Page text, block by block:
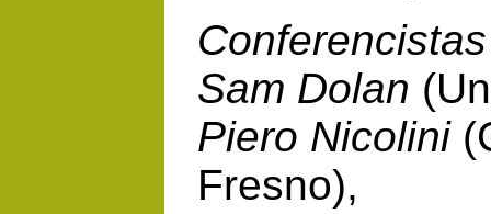
Sam Dolan
Piero Nicolini
Fresno),